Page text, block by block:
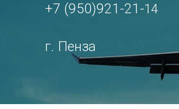
+7 (950)921-21-14
г. Пенза